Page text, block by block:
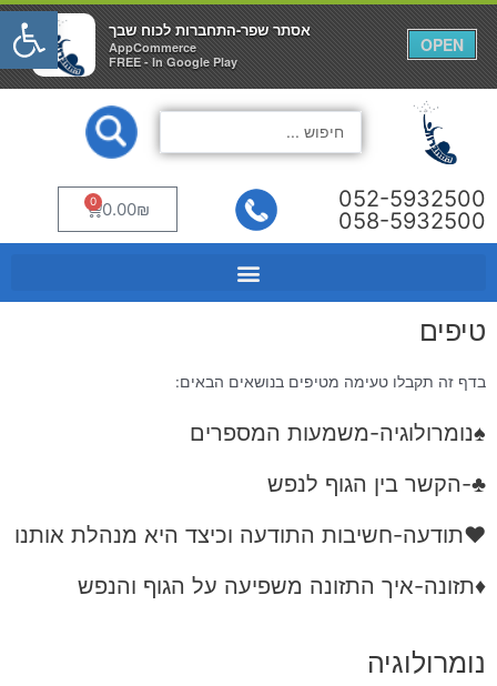
052-5932500
058-5932500
0.00₪
0
עגלת
קניות
טיפים
בדף זה תקבלו טעימה מטיפים בנושאים הבאים:
♠נומרולוגיה-משמעות המספרים
♣-הקשר בין הגוף לנפש
♥תודעה-חשיבות התודעה וכיצד היא מנהלת אותנו
♦תזונה-איך התזונה משפיעה על הגוף והנפש
נומרולוגיה
×
אסתר שפר-התחברות לכוח שבך
AppCommerce
FREE - In Google Play
OPEN
×
אסתר שפר-התחברות לכוח שבך
AppCommerce
FREE - In Google Play
OPEN